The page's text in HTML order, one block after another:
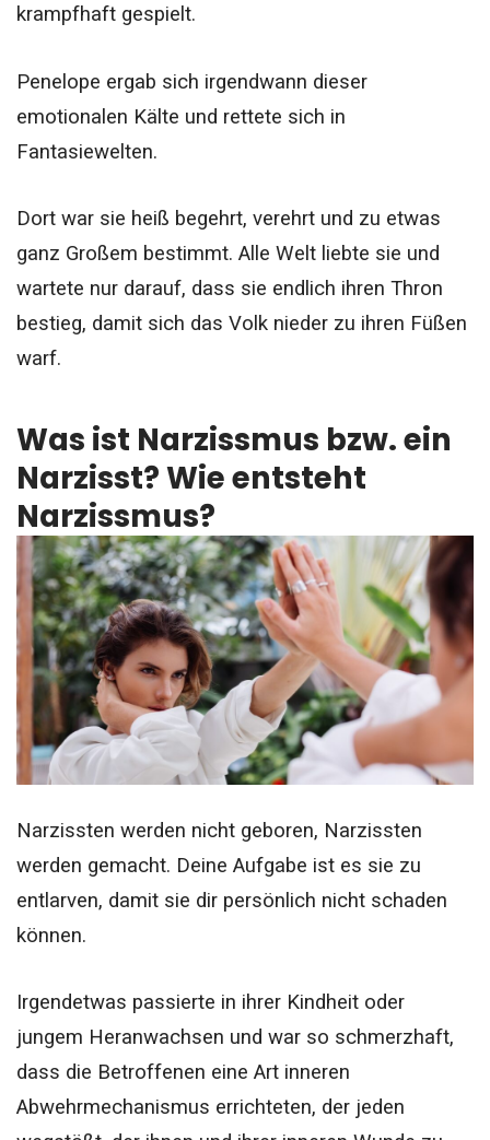
krampfhaft gespielt.
Penelope ergab sich irgendwann dieser
emotionalen Kälte und rettete sich in
Fantasiewelten.
Dort war sie heiß begehrt, verehrt und zu etwas
ganz Großem bestimmt. Alle Welt liebte sie und
wartete nur darauf, dass sie endlich ihren Thron
bestieg, damit sich das Volk nieder zu ihren Füßen
warf.
Was ist Narzissmus bzw. ein
Narzisst? Wie entsteht
Narzissmus?
Narzissten werden nicht geboren, Narzissten
werden gemacht. Deine Aufgabe ist es sie zu
entlarven, damit sie dir persönlich nicht schaden
können.
Irgendetwas passierte in ihrer Kindheit oder
jungem Heranwachsen und war so schmerzhaft,
dass die Betroffenen eine Art inneren
Abwehrmechanismus errichteten, der jeden